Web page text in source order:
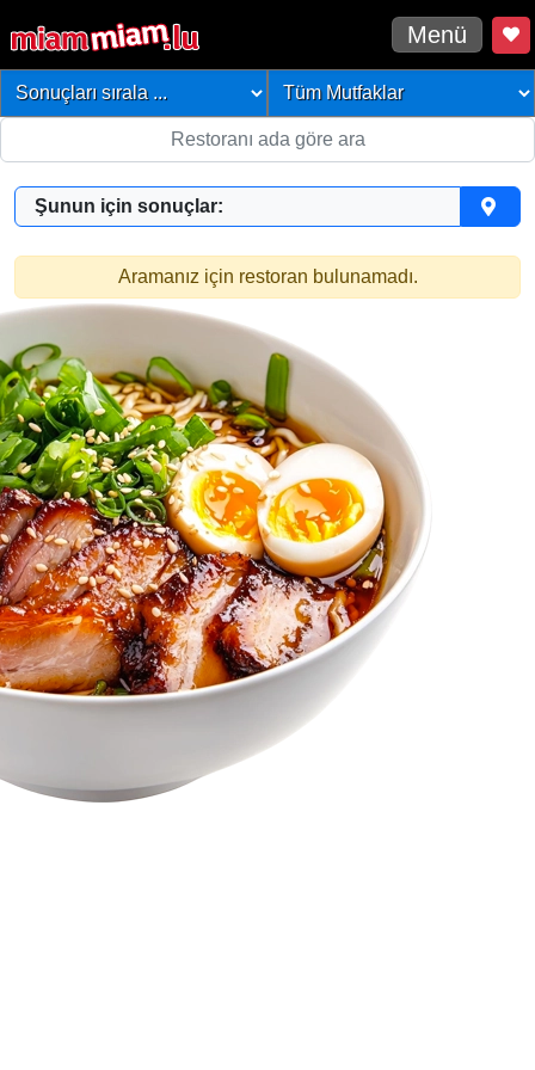
Menü
Şunun için sonuçlar:
Aramanız için restoran bulunamadı.